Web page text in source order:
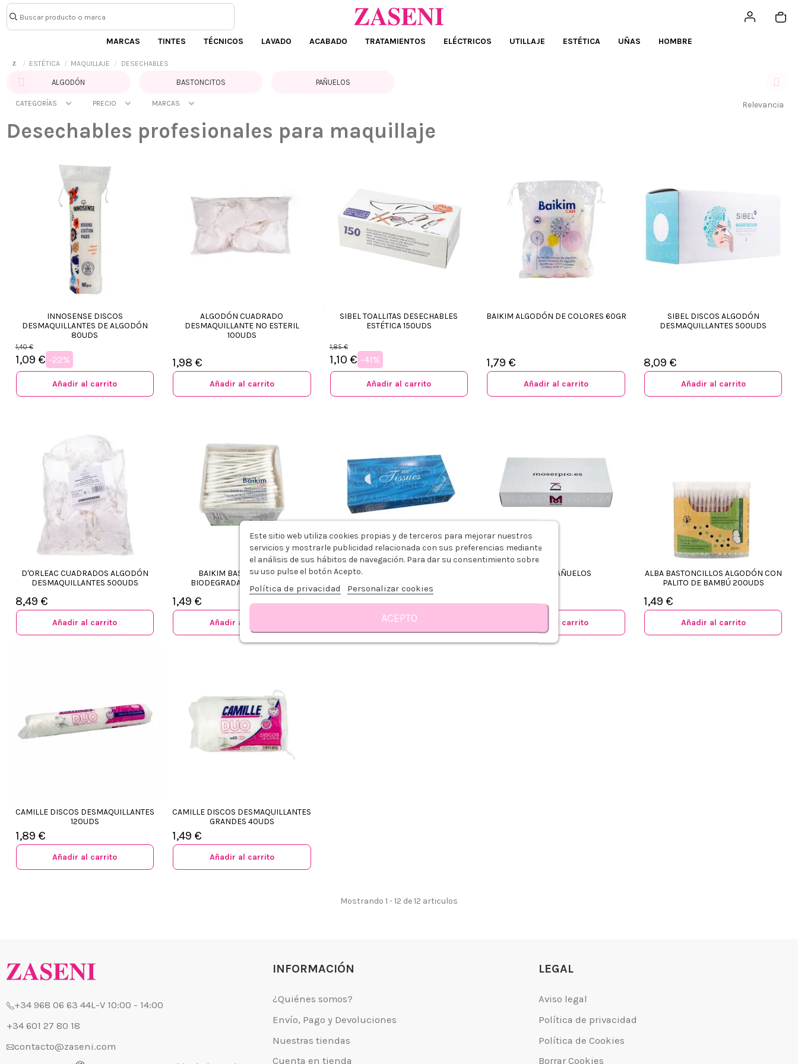
MARCAS TINTES TÉCNICOS LAVADO ACABADO TRATAMIENTOS ELÉCTRICOS UTILLAJE ESTÉTICA UÑAS HOMBRE
ESTÉTICA MAQUILLAJE DESECHABLES
ALGODÓN BASTONCITOS PAÑUELOS
CATEGORÍAS PRECIO MARCAS Relevancia
Desechables profesionales para maquillaje
INNOSENSE DISCOS
DESMAQUILLANTES DE ALGODÓN
80UDS
1,40 €
1,09 € -22%
Añadir al carrito
ALGODÓN CUADRADO
DESMAQUILLANTE NO ESTERIL
100UDS
1,98 €
Añadir al carrito
SIBEL TOALLITAS DESECHABLES
ESTÉTICA 150UDS
1,85 €
1,10 € -41%
Añadir al carrito
BAIKIM ALGODÓN DE COLORES 60GR
1,79 €
Añadir al carrito
SIBEL DISCOS ALGODÓN
DESMAQUILLANTES 500UDS
8,09 €
Añadir al carrito
D'ORLEAC CUADRADOS ALGODÓN
DESMAQUILLANTES 500UDS
8,49 €
Añadir al carrito
BAIKIM BASTONCILLOS
BIODEGRADABLES 208UDS
1,49 €
Añadir al carrito
PAÑUELOS TISSUES 100UDS
0,99 €
Añadir al carrito
MOSER PAÑUELOS
Añadir al carrito
ALBA BASTONCILLOS ALGODÓN CON
PALITO DE BAMBÚ 200UDS
1,49 €
Añadir al carrito
CAMILLE DISCOS DESMAQUILLANTES
120UDS
1,89 €
Añadir al carrito
CAMILLE DISCOS DESMAQUILLANTES
GRANDES 40UDS
1,49 €
Añadir al carrito
Mostrando 1 - 12 de 12 articulos
+34 968 06 63 44
+34 601 27 80 18
contacto@zaseni.com
INFORMACIÓN
Envío, Pago y Devoluciones
LEGAL
Mapa del sitio
Este sitio web utiliza cookies propias y de terceros para mejorar nuestros
servicios y mostrarle publicidad relacionada con sus preferencias mediante
el análisis de sus hábitos de navegación. Para dar su consentimiento sobre
su uso pulse el botón Acepto.
Política de privacidad Personalizar cookies
ACEPTO